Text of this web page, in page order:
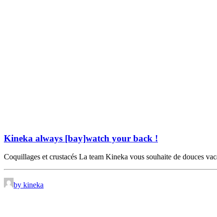
Kineka always [bay]watch your back !
Coquillages et crustacés La team Kineka vous souhaite de douces
by kineka